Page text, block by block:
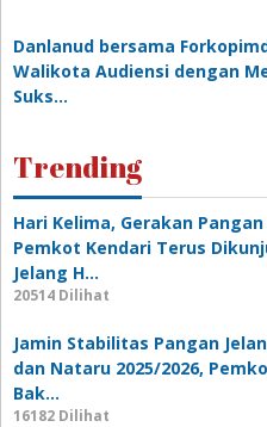
Danlanud bersama
Walikota Audiensi dengan
Suks…
Trending
Hari Kelima, Gerakan
Pemkot Kendari Terus
Jelang H…
20514 Dilihat
Jamin Stabilitas Pangan
dan Nataru 2025/2026,
Bak…
16182 Dilihat